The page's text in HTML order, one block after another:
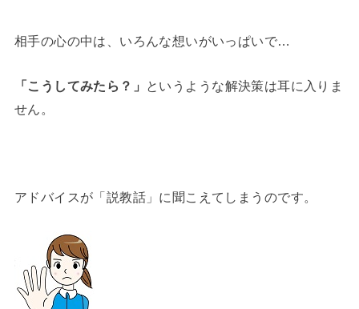
相手の心の中は、いろんな想いがいっぱいで…
「こうしてみたら？」
というような解決策は耳に入りま
せん。
アドバイスが「説教話」に聞こえてしまうのです。